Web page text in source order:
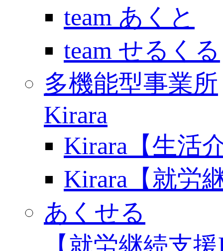
team あくと
team せるくる
多機能型事業所
Kirara
Kirara【生活
Kirara【就労
あくせる